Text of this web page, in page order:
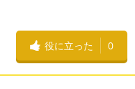
役に立った 0